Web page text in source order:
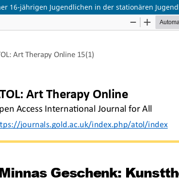
16-jährigen Jugendlichen in der stationären